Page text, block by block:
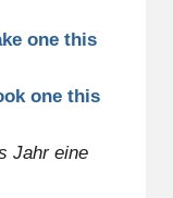
one this
one this
Jahr eine